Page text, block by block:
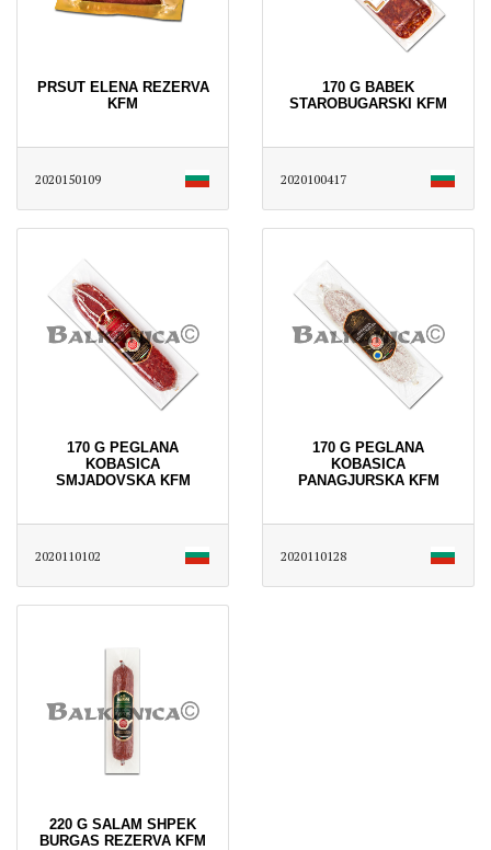
PRSUT ELENA REZERVA
KFM
2020150109
170 G BABEK
STAROBUGARSKI KFM
2020100417
170 G PEGLANA
KOBASICA
SMJADOVSKA KFM
2020110102
170 G PEGLANA
KOBASICA
PANAGJURSKA KFM
2020110128
220 G SALAM SHPEK
BURGAS REZERVA KFM